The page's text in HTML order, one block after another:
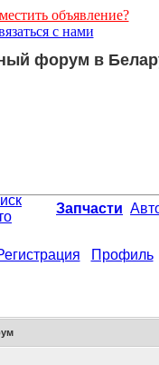
объявление?
с нами
форум в
Запчасти
Профиль